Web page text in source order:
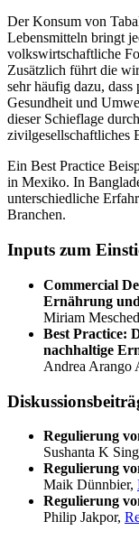
Der Konsum von
Lebensmitteln bringt
volkswirtschaftliche
Zusätzlich führt die
sehr häufig dazu,
Gesundheit und
dieser Schieflage
zivilgesellschaftliches
Ein Best Practice
in Mexiko. In
unterschiedliche
Branchen.
Inputs zum
Commercial
Ernährung
Miriam
Best Practice:
nachhaltige
Andrea Arango
Regulierung
Sushanta K
Regulierung
Maik Dünnbier,
Regulierung
Philip Jakpor,